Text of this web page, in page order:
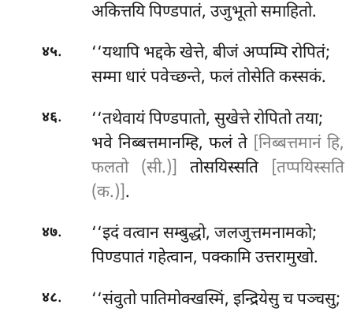
अकित्तयि पिण्डपातं, उजुभूतो समाहितो.
४५.
‘‘यथापि भद्दके खेत्ते, बीजं अप्पम्पि रोपितं;
सम्मा धारं पवेच्छन्ते, फलं तोसेति कस्सकं.
४६.
‘‘तथेवायं पिण्डपातो, सुखेत्ते रोपितो तया;
भवे निब्बत्तमानम्हि, फलं ते [निब्बत्तमानं हि,
फलतो (सी.)] तोसयिस्सति
[तप्पयिस्सति
(क.)].
४७.
‘‘इदं वत्वान सम्बुद्धो, जलजुत्तमनामको;
पिण्डपातं गहेत्वान, पक्कामि उत्तरामुखो.
४८.
‘‘संवुतो पातिमोक्खस्मिं, इन्द्रियेसु च पञ्चसु;